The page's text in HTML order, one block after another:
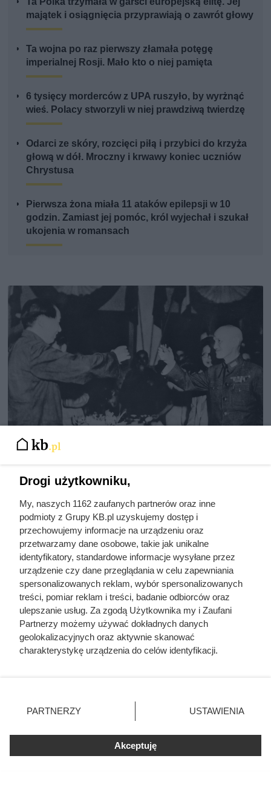
majątek i osiągnięcia przyprawiają o zawrót głowy
Ta wojna po raz pierwszy złamała potęgę
imperialnej Rosji. Mało kto o niej pamięta
6 tysięcy morderców z UPA ruszyło, by wyrżnąć
wieś. Polacy stworzyli w niej prawdziwą twierdzę
Odarci ze skóry, rozcięci piłą i przybici do krzyża
głową w dół. Mroczny i krwawy koniec uczniów
Chrystusa
Pierwsza żona miała 11 ataków epilepsji w 10
godzin. Zamiast jej pomóc, król wyjechał i szukał
ukojenia w romansach
liczby ludzi niż Hitler i Stalin
razem wzięci. Mimo to czczą go
jako bohatera
Herodot pisał o tym z
przerażeniem. Każda kobieta
Drogi użytkowniku,
My, naszych 1162 zaufanych partnerów oraz inne
podmioty z Grupy KB.pl uzyskujemy dostęp i
przechowujemy informacje na urządzeniu oraz
przetwarzamy dane osobowe, takie jak unikalne
identyfikatory, standardowe informacje wysyłane przez
urządzenie czy dane przeglądania w celu zapewniania
spersonalizowanych reklam, wybór spersonalizowanych
treści, pomiar reklam i treści, badanie odbiorców oraz
ulepszanie usług. Za zgodą Użytkownika my i Zaufani
Partnerzy możemy używać dokładnych danych
geolokalizacyjnych oraz aktywnie skanować
charakterystykę urządzenia do celów identyfikacji.
zmienić/wycofać klikając przycisk ustawień prywatności
znajdujący się w lewym dolnym rogu strony. Niektóre
użytkownika, ale masz prawo sprzeciwić się takiemu
przetwarzaniu. Preferencje będą miały zastosowania tylko
PARTNERZY USTAWIENIA
Akceptuję